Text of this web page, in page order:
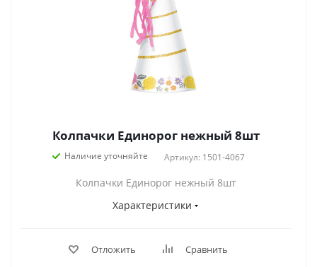
Колпачки Единорог нежный 8шт
Наличие уточняйте Артикул: 1501-4067
Колпачки Единорог нежный 8шт
Характеристики
Отложить Сравнить